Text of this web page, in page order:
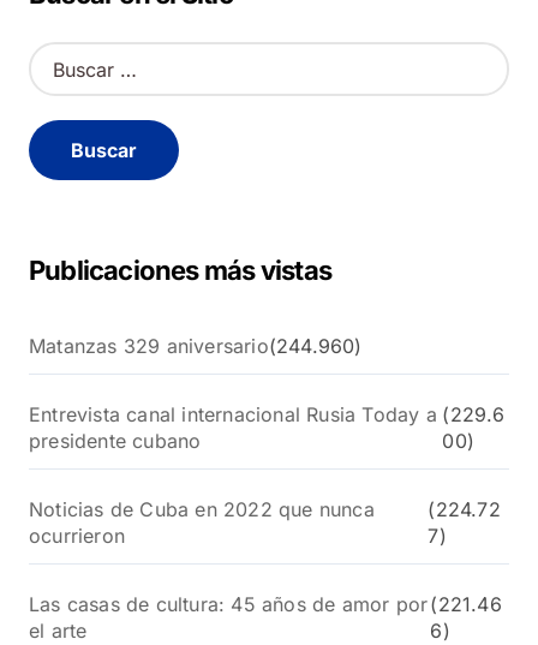
B
u
c
a
Publicaciones más vistas
Matanzas 329 aniversario(244.960)
Entrevista canal internacional Rusia Today a
presidente cubano
(229.6
00)
Noticias de Cuba en 2022 que nunca
ocurrieron
(224.72
7)
Las casas de cultura: 45 años de amor por
el arte
(221.46
6)